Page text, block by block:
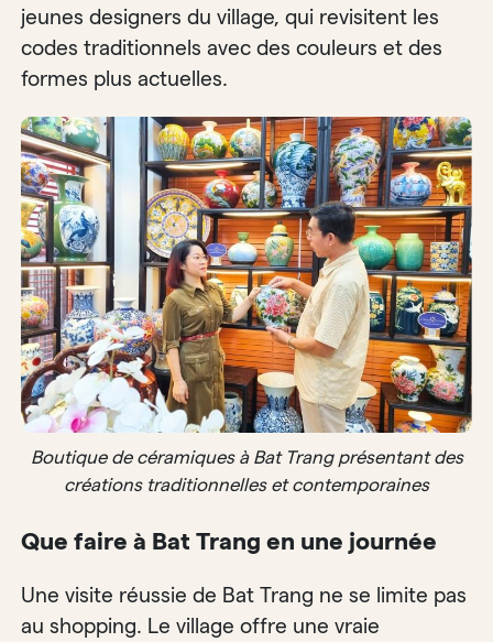
jeunes designers du village, qui revisitent les
codes traditionnels avec des couleurs et des
formes plus actuelles.
Boutique de céramiques à Bat Trang présentant des
créations traditionnelles et contemporaines
Que faire à Bat Trang en une journée
Une visite réussie de Bat Trang ne se limite pas
au shopping. Le village offre une vraie